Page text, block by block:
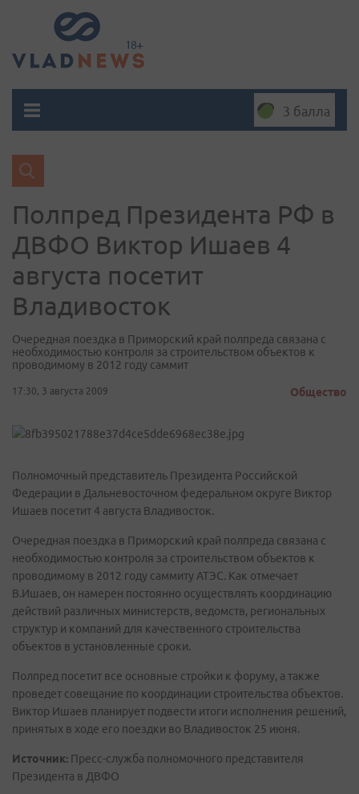
3 балла
Полпред Президента РФ в
ДВФО Виктор Ишаев 4
августа посетит
Владивосток
Очередная поездка в Приморский край полпреда связана с
необходимостью контроля за строительством объектов к
проводимому в 2012 году саммит
17:30, 3 августа 2009 Общество
Полномочный представитель Президента Российской
Федерации в Дальневосточном федеральном округе Виктор
Ишаев посетит 4 августа Владивосток.
Очередная поездка в Приморский край полпреда связана с
необходимостью контроля за строительством объектов к
проводимому в 2012 году саммиту АТЭС. Как отмечает
В.Ишаев, он намерен постоянно осуществлять координацию
действий различных министерств, ведомств, региональных
структур и компаний для качественного строительства
объектов в установленные сроки.
Полпред посетит все основные стройки к форуму, а также
проведет совещание по координации строительства объектов.
Виктор Ишаев планирует подвести итоги исполнения решений,
принятых в ходе его поездки во Владивосток 25 июня.
Источник: Пресс-служба полномочного представителя
Президента в ДВФО